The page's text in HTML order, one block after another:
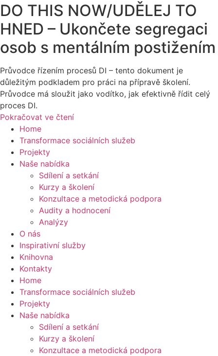
DO THIS NOW/UDĚLEJ TO
HNED – Ukončete segregaci
osob s mentálním postižením
Průvodce řízením procesů DI – tento dokument je
důležitým podkladem pro práci na přípravě školení.
Průvodce má sloužit jako vodítko, jak efektivně řídit celý
proces DI.
Pokračovat ve čtení
Home
Transformace sociálních služeb
Projekty
Naše nabídka
Sdílení a setkání
Kurzy a školení
Konzultace a metodická podpora
Audity a hodnocení
Analýzy
O nás
Inspirativní služby
Knihovna
Kontakty
Home
Transformace sociálních služeb
Projekty
Naše nabídka
Sdílení a setkání
Kurzy a školení
Konzultace a metodická podpora